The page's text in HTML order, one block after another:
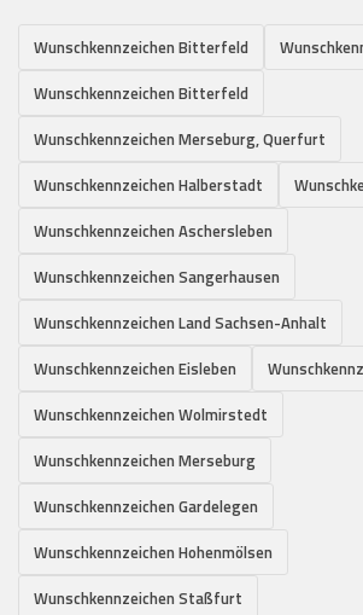
Wunschkennzeichen Bitterfeld
Wunschkennzeichen Bitterfeld
Wunschkennzeichen Merseburg, Querfurt
Wunschkennzeichen Halberstadt
Wunschkennzeichen Aschersleben
Wunschkennzeichen Sangerhausen
Wunschkennzeichen Land Sachsen-Anhalt
Wunschkennzeichen Eisleben
Wunschkennzeichen Wolmirstedt
Wunschkennzeichen Merseburg
Wunschkennzeichen Gardelegen
Wunschkennzeichen Hohenmölsen
Wunschkennzeichen Staßfurt